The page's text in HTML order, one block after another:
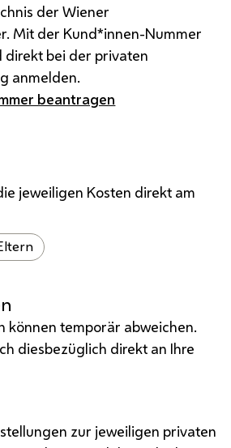
der Wiener
Mit der Kund*innen-Nummer
direkt bei der privaten
anmelden.
beantragen
jeweiligen Kosten direkt am
können temporär abweichen.
diesbezüglich direkt an Ihre
zur jeweiligen privaten